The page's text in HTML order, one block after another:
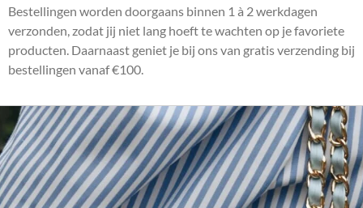
Bestellingen worden doorgaans binnen 1 à 2 werkdagen
verzonden, zodat jij niet lang hoeft te wachten op je favoriete
producten. Daarnaast geniet je bij ons van gratis verzending bij
bestellingen vanaf €100.